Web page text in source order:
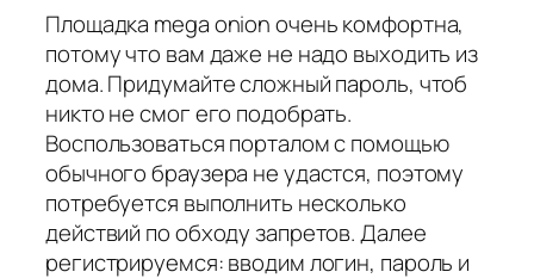
Площадка mega onion очень комфортна,
потому что вам даже не надо выходить из
дома. Придумайте сложный пароль, чтоб
никто не смог его подобрать.
Воспользоваться порталом с помощью
обычного браузера не удастся, поэтому
потребуется выполнить несколько
действий по обходу запретов. Далее
регистрируемся: вводим логин, пароль и